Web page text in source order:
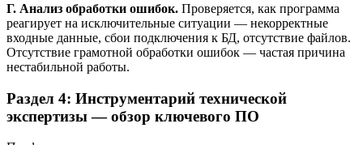
Г. Анализ обработки ошибок. Проверяется, как программа
реагирует на исключительные ситуации — некорректные
входные данные, сбои подключения к БД, отсутствие файлов.
Отсутствие грамотной обработки ошибок — частая причина
нестабильной работы.
Раздел 4: Инструментарий технической
экспертизы — обзор ключевого ПО